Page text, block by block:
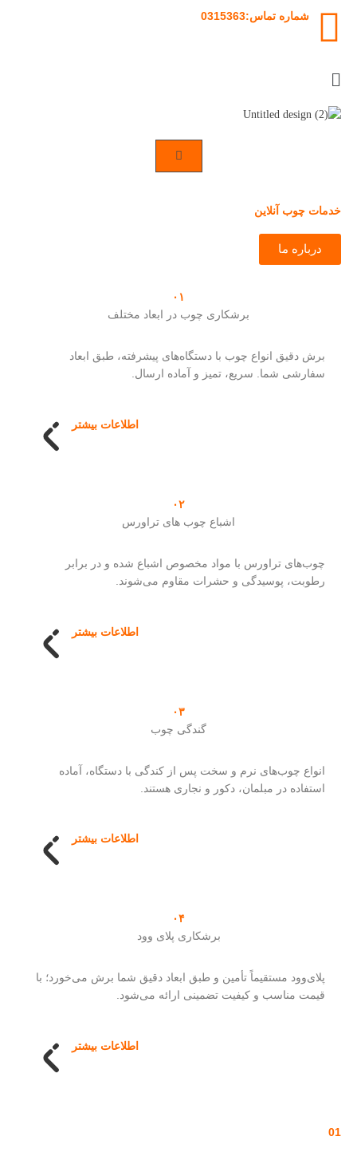
محتوا
شماره تماس:0315363
Flyout
خدمات چوب آنلاین
درباره ما
۰۱
برشکاری چوب در ابعاد مختلف
برش دقیق انواع چوب با دستگاه‌های پیشرفته، طبق ابعاد
سفارشی شما. سریع، تمیز و آماده ارسال.
اطلاعات بیشتر
۰۲
اشباع چوب های تراورس
چوب‌های تراورس با مواد مخصوص اشباع شده و در برابر
رطوبت، پوسیدگی و حشرات مقاوم می‌شوند.
اطلاعات بیشتر
۰۳
گندگی چوب
انواع چوب‌های نرم و سخت پس از کندگی با دستگاه، آماده
استفاده در مبلمان، دکور و نجاری هستند.
اطلاعات بیشتر
۰۴
برشکاری پلای وود
پلای‌وود مستقیماً تأمین و طبق ابعاد دقیق شما برش می‌خورد؛ با
قیمت مناسب و کیفیت تضمینی ارائه می‌شود.
اطلاعات بیشتر
01